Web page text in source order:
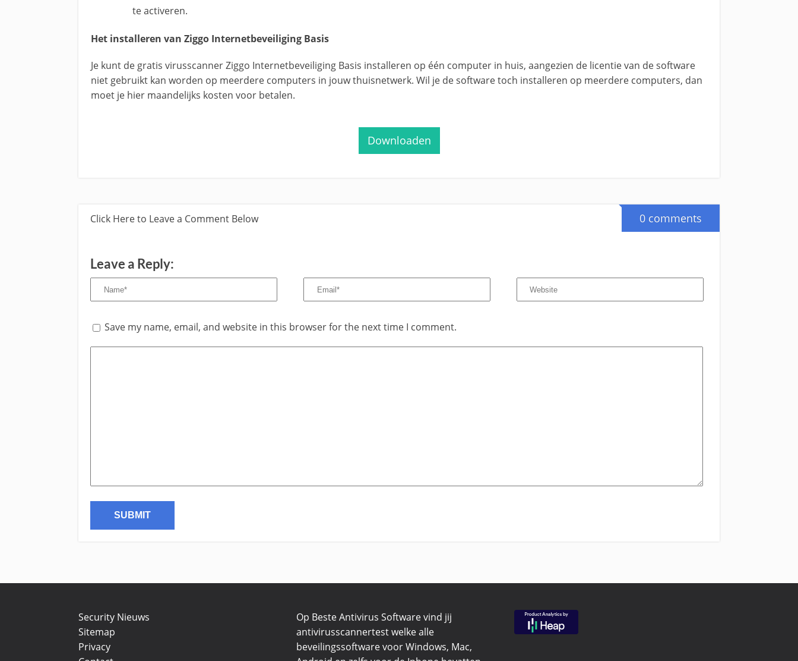
te activeren.
Het​​​​ installeren van Ziggo Internetbeveiliging Basis
Je kunt de gratis virusscanner Ziggo Internetbeveiliging Basis installeren op één computer in huis, aangezien de licentie van de software
niet gebruikt kan worden op meerdere computers in jouw thuisnetwerk. Wil je de software toch installeren op meerdere computers, dan
moet je hier maandelijks kosten voor betalen.
​Downloaden
Click Here to Leave a Comment Below 0 comments
Leave a Reply:
Save my name, email, and website in this browser for the next time I comment.
Security Nieuws
Sitemap
Privacy
Op Beste Antivirus Software vind jij
antivirusscannertest welke alle
beveilingssoftware voor Windows, Mac,